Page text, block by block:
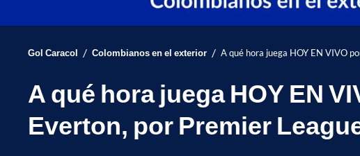
Gol Caracol / Colombianos en el exterior / A qué hora juega HOY EN VIVO
A qué hora juega HOY EN
Everton, por Premier